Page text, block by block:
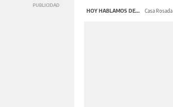
HOY HABLAMOS DE... Casa Rosada